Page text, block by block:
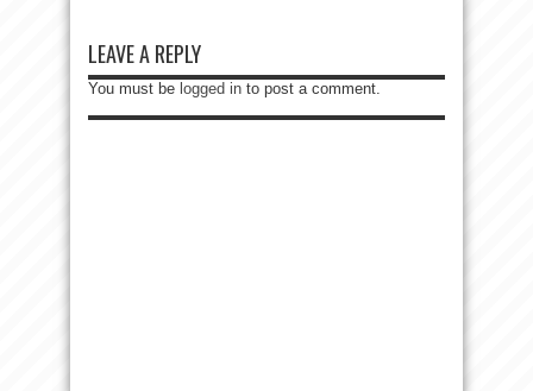
LEAVE A REPLY
You must be logged in to post a comment.